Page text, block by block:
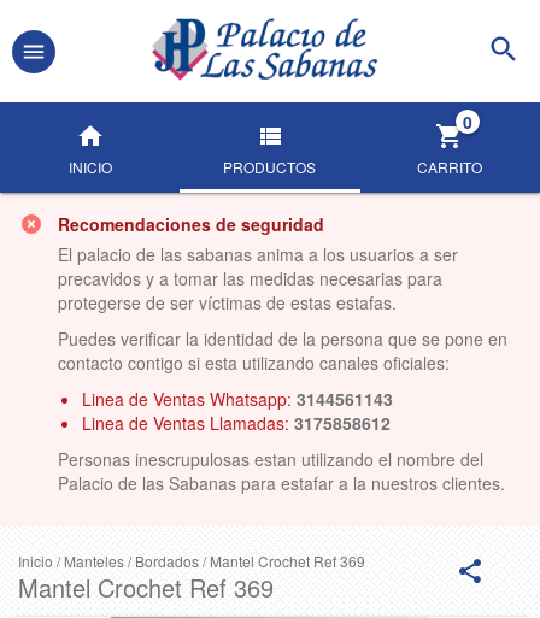
INICIO PRODUCTOS CARRITO
0
Recomendaciones de seguridad
El palacio de las sabanas anima a los usuarios a ser
precavidos y a tomar las medidas necesarias para
protegerse de ser víctimas de estas estafas.
Puedes verificar la identidad de la persona que se pone en
contacto contigo si esta utilizando canales oficiales:
Linea de Ventas Whatsapp: 3144561143
Linea de Ventas Llamadas: 3175858612
Personas inescrupulosas estan utilizando el nombre del
Palacio de las Sabanas para estafar a la nuestros clientes.
Inicio /Manteles/ Bordados/Mantel Crochet Ref 369
Mantel Crochet Ref 369